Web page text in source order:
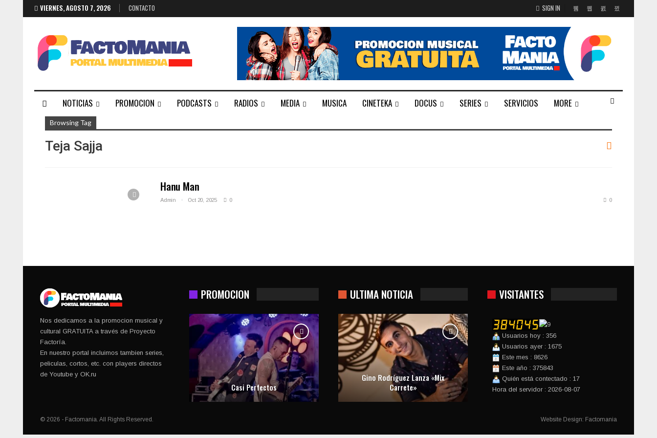
SIGN IN
VIERNES, AGOSTO 7, 2026 CONTACTO
NOTICIAS PROMOCION PODCASTS RADIOS MEDIA MUSICA CINETEKA DOCUS SERIES SERVICIOS MORE
Browsing Tag
Teja Sajja
Hanu Man
Admin Oct 20, 2025 0 0
Nos dedicamos a la promocion musical y
cultural GRATUITA a través de Proyecto
Factoría.
En nuestro portal incluimos tambien series,
peliculas, cortos, etc. con players directos
de Youtube y OK.ru
PROMOCION
Casi Perfectos
ULTIMA NOTICIA
Gino Rodríguez Lanza «Mix
Carrete»
VISITANTES
Usuarios hoy : 356
Usuarios ayer : 1675
Este mes : 8626
Este año : 375843
Quién está contectado : 17
Hora del servidor : 2026-08-07
© 2026 - Factomania. All Rights Reserved. Website Design: Factomania